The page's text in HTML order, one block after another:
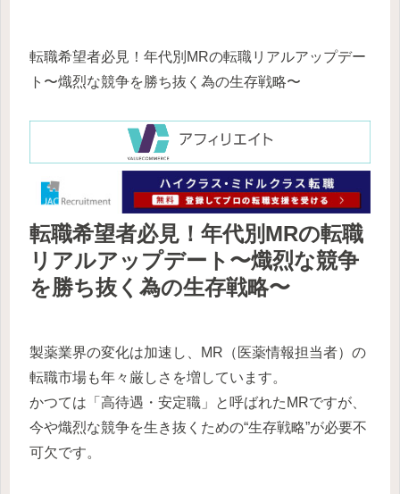
転職希望者必見！年代別MRの転職リアルアップデー
ト〜熾烈な競争を勝ち抜く為の生存戦略〜
転職希望者必見！年代別MRの転職
リアルアップデート〜熾烈な競争
を勝ち抜く為の生存戦略〜
製薬業界の変化は加速し、MR（医薬情報担当者）の
転職市場も年々厳しさを増しています。
かつては「高待遇・安定職」と呼ばれたMRですが、
今や熾烈な競争を生き抜くための“生存戦略”が必要不
可欠です。